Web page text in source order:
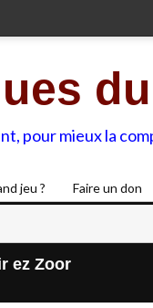
pour mieux la
jeu ? Faire un don
ez Zoor